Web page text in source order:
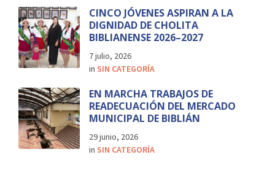
CINCO JÓVENES ASPIRAN A LA
DIGNIDAD DE CHOLITA
BIBLIANENSE 2026–2027
7 julio, 2026
in SIN CATEGORÍA
EN MARCHA TRABAJOS DE
READECUACIÓN DEL MERCADO
MUNICIPAL DE BIBLIÁN
29 junio, 2026
in SIN CATEGORÍA